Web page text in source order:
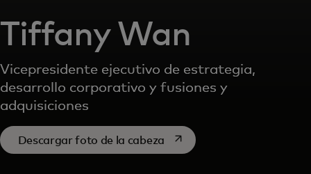
Tiffany Wan
Vicepresidente ejecutivo de estrategia,
desarrollo corporativo y fusiones y
adquisiciones
Descargar foto de la cabezase abre en una pestaña